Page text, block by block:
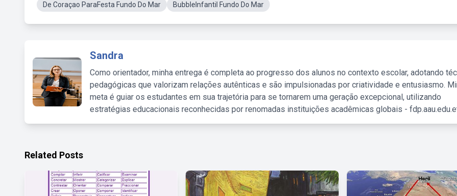
De Coraçao ParaFesta Fundo Do Mar
BubbleInfantil Fundo Do Mar
Sandra
Como orientador, minha entrega é completa ao progresso dos alunos no contexto escolar, adotando
pedagógicas que valorizam relações autênticas e são impulsionadas por criatividade e entusiasmo.
meta é guiar os estudantes em sua trajetória para se tornarem uma geração excepcional, utilizando
estratégias educacionais reconhecidas por renomadas instituições acadêmicas globais -
Related Posts